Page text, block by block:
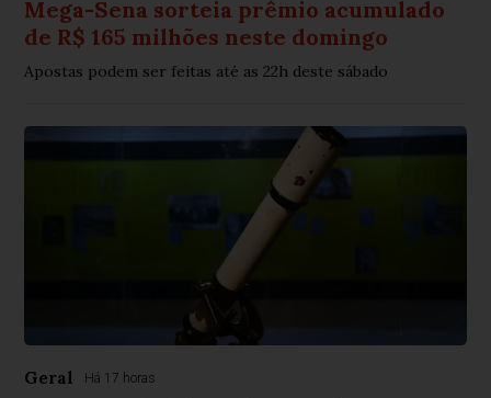
Mega-Sena sorteia prêmio acumulado
de R$ 165 milhões neste domingo
Apostas podem ser feitas até as 22h deste sábado
Geral Há 17 horas